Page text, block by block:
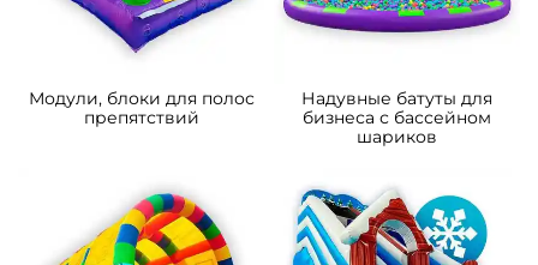
Модули, блоки для полос
препятствий
Надувные батуты для
бизнеса с бассейном
шариков